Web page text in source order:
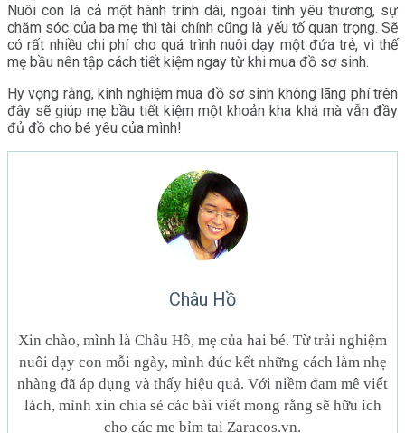
Nuôi con là cả một hành trình dài, ngoài tình yêu thương, sự
chăm sóc của ba mẹ thì tài chính cũng là yếu tố quan trọng. Sẽ
có rất nhiều chi phí cho quá trình nuôi dạy một đứa trẻ, vì thế
mẹ bầu nên tập cách tiết kiệm ngay từ khi mua đồ sơ sinh.
Hy vọng rằng, kinh nghiệm mua đồ sơ sinh không lãng phí trên
đây sẽ giúp mẹ bầu tiết kiệm một khoản kha khá mà vẫn đầy
đủ đồ cho bé yêu của mình!
Châu Hồ
Xin chào, mình là Châu Hồ, mẹ của hai bé. Từ trải nghiệm
nuôi dạy con mỗi ngày, mình đúc kết những cách làm nhẹ
nhàng đã áp dụng và thấy hiệu quả. Với niềm đam mê viết
lách, mình xin chia sẻ các bài viết mong rằng sẽ hữu ích
cho các mẹ bỉm tại Zaracos.vn.